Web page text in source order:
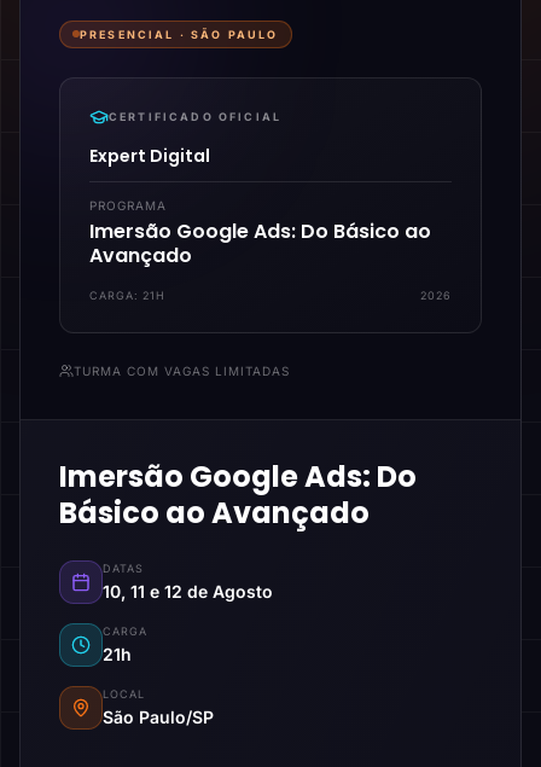
PRESENCIAL ·SÃO PAULO
CERTIFICADO OFICIAL
Expert Digital
PROGRAMA
Imersão Google Ads: Do Básico ao
Avançado
CARGA: 21H 2026
TURMA COM VAGAS LIMITADAS
Imersão Google Ads: Do
Básico ao Avançado
DATAS
10, 11 e 12 de Agosto
CARGA
21h
LOCAL
São Paulo/SP